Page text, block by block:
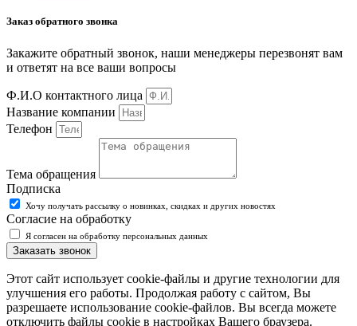
Заказ обратного звонка
Закажите обратный звонок, наши менеджеры перезвонят вам
и ответят на все ваши вопросы
Ф.И.О контактного лица
Название компании
Телефон
Тема обращения
Подписка
Хочу получать рассылку о новинках, скидках и других новостях
Согласие на обработку
Я согласен на обработку персональных данных
Заказать звонок
Этот сайт использует cookie-файлы и другие технологии для
улучшения его работы. Продолжая работу с сайтом, Вы
разрешаете использование cookie-файлов. Вы всегда можете
отключить файлы cookie в настройках Вашего браузера.